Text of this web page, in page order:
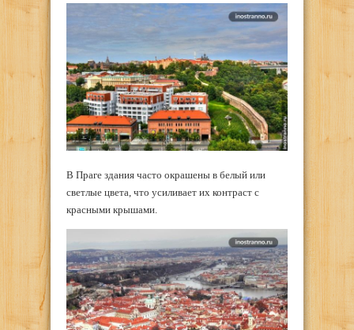
В Праге здания часто окрашены в белый или
светлые цвета, что усиливает их контраст с
красными крышами.